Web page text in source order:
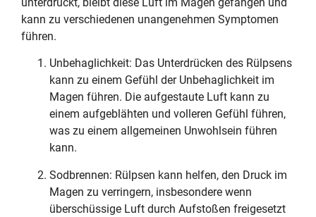
kann zu verschiedenen unangenehmen Symptomen
führen.
Unbehaglichkeit: Das Unterdrücken des Rülpsens
kann zu einem Gefühl der Unbehaglichkeit im
Magen führen. Die aufgestaute Luft kann zu
einem aufgeblähten und volleren Gefühl führen,
was zu einem allgemeinen Unwohlsein führen
kann.
Sodbrennen: Rülpsen kann helfen, den Druck im
Magen zu verringern, insbesondere wenn
überschüssige Luft durch Aufstoßen freigesetzt